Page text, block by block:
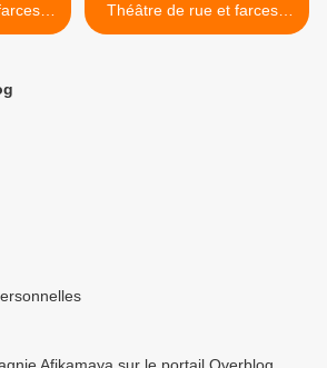
-
-
Théâtre de rue et farces -
Sacrés Week-ends -